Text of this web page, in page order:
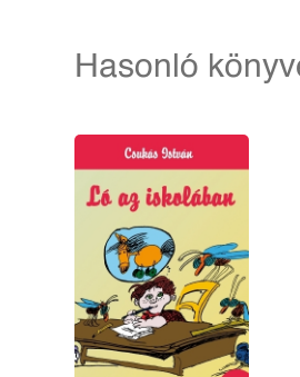
Hasonló